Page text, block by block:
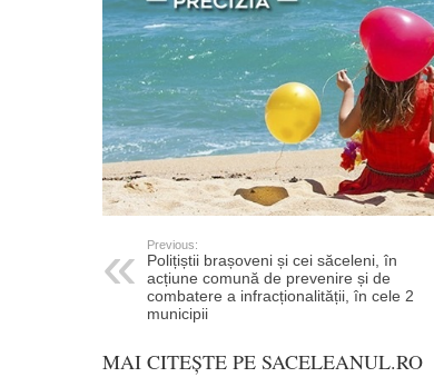
Previous:
Polițiștii brașoveni și cei săceleni, în
acțiune comună de prevenire și de
combatere a infracționalității, în cele 2
municipii
MAI CITEȘTE PE SACELEANUL.RO